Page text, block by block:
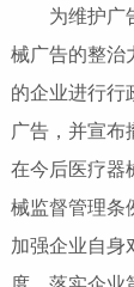
为维护广告
械广告的整治
的企业进行行
广告，并宣布
在今后医疗器
械监督管理条
加强企业自身